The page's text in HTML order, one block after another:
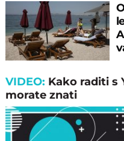
VIDEO: Kako raditi s
morate znati